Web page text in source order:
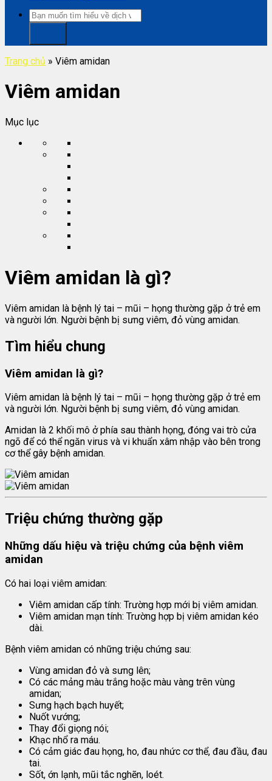
Trang chủ » Viêm amidan
Viêm amidan
Mục lục
Viêm amidan là gì?
Viêm amidan là bệnh lý tai – mũi – họng thường gặp ở trẻ em
và người lớn. Người bệnh bị sưng viêm, đỏ vùng amidan.
Tìm hiểu chung
Viêm amidan là gì?
Viêm amidan là bệnh lý tai – mũi – họng thường gặp ở trẻ em
và người lớn. Người bệnh bị sưng viêm, đỏ vùng amidan.
Amidan là 2 khối mô ở phía sau thành họng, đóng vai trò cửa
ngõ để có thể ngăn virus và vi khuẩn xâm nhập vào bên trong
cơ thể gây bệnh amidan.
Triệu chứng thường gặp
Những dấu hiệu và triệu chứng của bệnh viêm
amidan
Có hai loại viêm amidan:
Viêm amidan cấp tính: Trường hợp mới bị viêm amidan.
Viêm amidan mạn tính: Trường hợp bị viêm amidan kéo
dài.
Bệnh viêm amidan có những triệu chứng sau:
Vùng amidan đỏ và sưng lên;
Có các mảng màu trắng hoặc màu vàng trên vùng
amidan;
Sưng hạch bạch huyết;
Nuốt vướng;
Thay đổi giọng nói;
Khạc nhổ ra máu.
Có cảm giác đau họng, ho, đau nhức cơ thể, đau đầu, đau
tai.
Sốt, ớn lạnh, mũi tắc nghẽn, loét.